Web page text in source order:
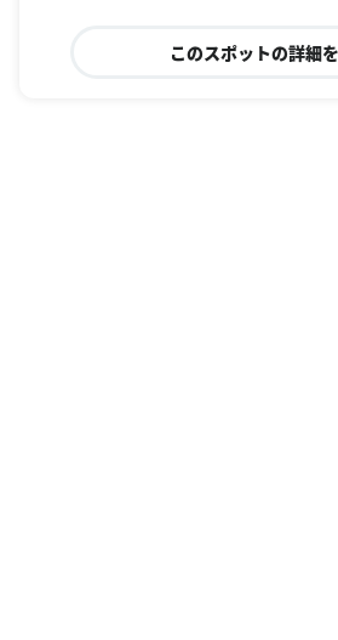
このスポットの詳細